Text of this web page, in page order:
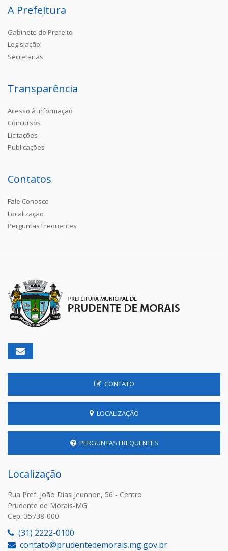
A Prefeitura
Gabinete do Prefeito
Legislação
Secretarias
Transparência
Acesso à Informação
Concursos
Licitações
Publicações
Contatos
Fale Conosco
Localização
Perguntas Frequentes
CONTATO
LOCALIZAÇÃO
PERGUNTAS FREQUENTES
Localização
Rua Pref. João Dias Jeunnon, 56 - Centro
Prudente de Morais-MG
Cep: 35738-000
(31) 2222-0100
contato@prudentedemorais.mg.gov.br